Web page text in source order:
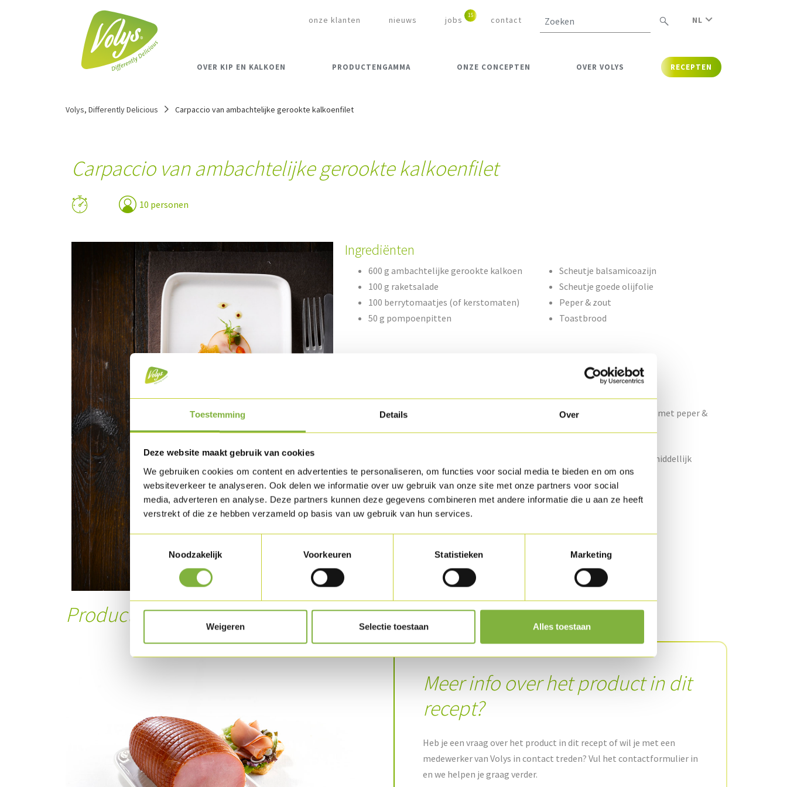
Toestemming Details Over
Deze website maakt gebruik van cookies
We gebruiken cookies om content en advertenties te personaliseren, om functies voor social media te bieden en om ons
websiteverkeer te analyseren. Ook delen we informatie over uw gebruik van onze site met onze partners voor social
media, adverteren en analyse. Deze partners kunnen deze gegevens combineren met andere informatie die u aan ze heeft
verstrekt of die ze hebben verzameld op basis van uw gebruik van hun services.
Noodzakelijk
Voorkeuren Statistieken Marketing
Weigeren Selectie toestaan Alles toestaan
onze klanten nieuws jobs contact NL
OVER KIP EN KALKOEN PRODUCTENGAMMA ONZE CONCEPTEN OVER VOLYS RECEPTEN
Volys, Differently Delicious Carpaccio van ambachtelijke gerookte kalkoenfilet
Carpaccio van ambachtelijke gerookte kalkoenfilet
10 personen
Ingrediënten
600 g ambachtelijke gerookte kalkoen
100 g raketsalade
100 berrytomaatjes (of kerstomaten)
50 g pompoenpitten
Scheutje balsamicoazijn
Scheutje goede olijfolie
Peper & zout
Toastbrood
Snij de gerookte kalkoenfilet zeer fijn en leg deze op de borden.
Vermeng de raketsalade samen met de balsamico en de olijfolie en kruid dit af met peper &
Rooster de zonnebloempitten in de pan, wanneer deze licht bruin worden onmiddellijk
verwijderen uit de pan.
Steek sterretjes uit het toastbrood en bak deze in wat olijfolie.
Leg de raketsalade op de gerookte kalkoen en werk af met berrytomaatjes, de
zonnebloempitten en de toastjes.
Download recept als PDF
Product in dit recept
Meer info over het product in dit
recept?
Heb je een vraag over het product in dit recept of wil je met een
medewerker van Volys in contact treden? Vul het contactformulier in
en we helpen je graag verder.